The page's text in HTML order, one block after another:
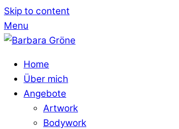
Skip to content
Menu
Home
Über mich
Angebote
Artwork
Bodywork